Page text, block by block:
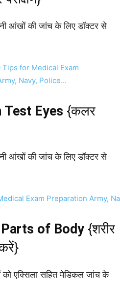
आंखों की जांच के लिए डॉक्टर से
Test Eyes {कलर
आंखों की जांच के लिए डॉक्टर से
of Body {शरीर
को एक्सिला सहित मेडिकल जांच के